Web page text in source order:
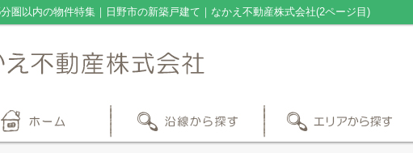
圏以内の物件特集｜日野市の新築戸建て｜なかえ不動産株式会社(2ページ目)